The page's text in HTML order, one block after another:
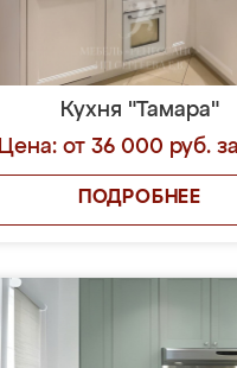
Кухня "Тамара"
Цена: от 36 000 руб.
ПОДРОБНЕЕ